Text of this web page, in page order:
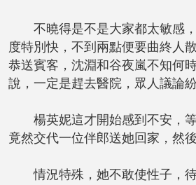
不曉得是不是大家都太敏感，
度特別快，不到兩點便要曲終人
恭送賓客，沈淵和谷夜嵐不知何
說，一定是趕去醫院，眾人議論紛
楊英妮這才開始感到不安，等
竟然交代一位伴郎送她回家，然
情況特殊，她不敢使性子，待